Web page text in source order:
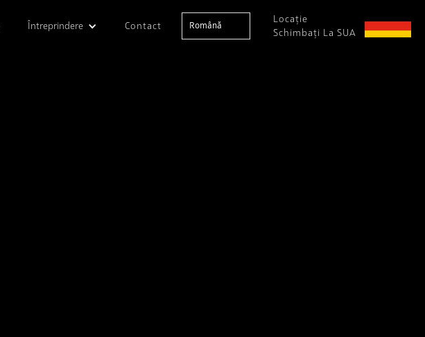
Întreprindere Contact Română
Locație
Schimbați La SUA